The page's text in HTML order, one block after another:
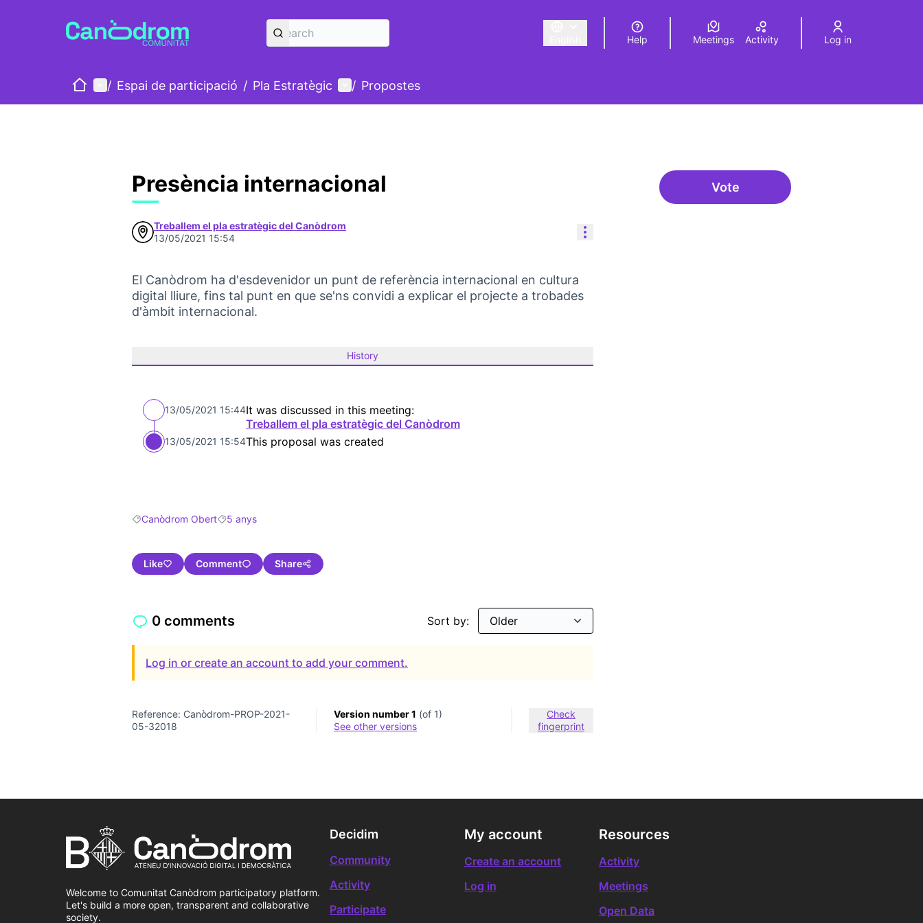
Triar la llengua Elegir el idiomaChoose language
Help Meetings Activity Log in
HomeMain menu
/ Espai de participació / Pla Estratègic User menu
/ Propostes
Presència internacional
Treballem el pla estratègic del Canòdrom
13/05/2021 15:54
Resource controls
El Canòdrom ha d'esdevenidor un punt de referència internacional en cultura
digital lliure, fins tal punt en que se'ns convidi a explicar el projecte a trobades
d'àmbit internacional.
History
13/05/2021 15:44It was discussed in this meeting:
Treballem el pla estratègic del Canòdrom
13/05/2021 15:54This proposal was created
Filter results for: Canòdrom Obert
Canòdrom ObertFilter results for: 5 anys
5 anys
Like Comment Share
VotePresència internacional
0 comments Sort by:
Log in or create an account to add your comment.
Reference: Canòdrom-PROP-2021-
05-32018
Version number 1 (of 1)
see other versions
Check
fingerprint
Welcome to Comunitat Canòdrom participatory platform.
Let's build a more open, transparent and collaborative
society.
Decidim
Community
Activity
Participate
My account
Create an account
Log in
Resources
Activity
Meetings
Open Data